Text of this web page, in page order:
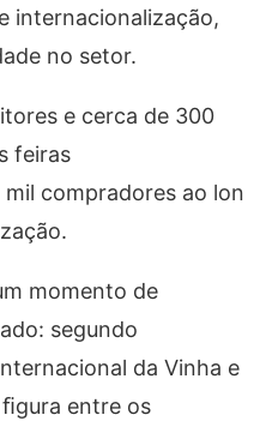
internacionalização,
no setor.
e cerca de 300
feiras
compradores ao lon
momento de
segundo
da Vinha e
entre os